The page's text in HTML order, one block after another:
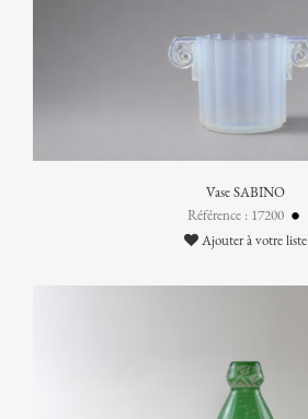
Vase SABINO
Référence : 17200
Ajouter à votre liste